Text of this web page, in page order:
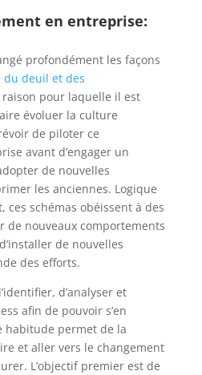
en entreprise:
profondément les façons
du deuil et des
raison pour laquelle il est
évoluer la culture
de piloter ce
avant d’engager un
de nouvelles
les anciennes. Logique
ces schémas obéissent à des
de nouveaux comportements
de nouvelles
des efforts.
d’analyser et
afin de pouvoir s’en
habitude permet de la
et aller vers le changement
L’objectif premier est de